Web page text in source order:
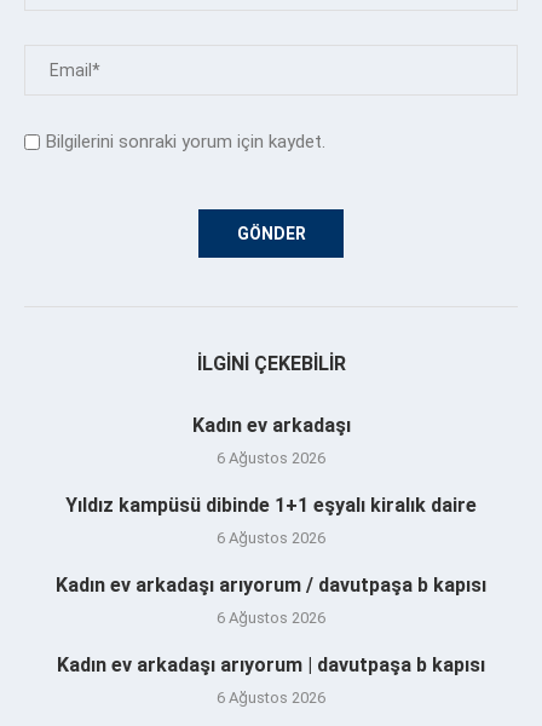
Bilgilerini sonraki yorum için kaydet.
İLGINI ÇEKEBILIR
Kadın ev arkadaşı
6 Ağustos 2026
Yıldız kampüsü dibinde 1+1 eşyalı kiralık daire
6 Ağustos 2026
Kadın ev arkadaşı arıyorum / davutpaşa b kapısı
6 Ağustos 2026
Kadın ev arkadaşı arıyorum | davutpaşa b kapısı
6 Ağustos 2026